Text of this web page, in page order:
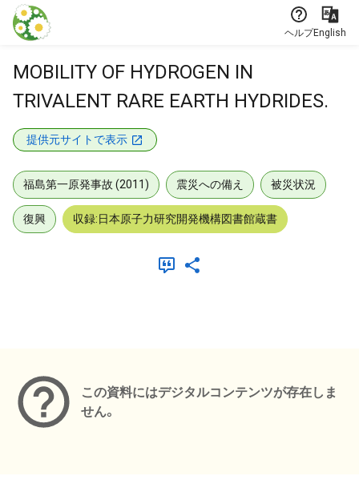
本文に飛ぶ
ヘルプEnglish
MOBILITY OF HYDROGEN IN
TRIVALENT RARE EARTH HYDRIDES.
提供元サイトで表示
福島第一原発事故 (2011) 震災への備え 被災状況
復興 収録:日本原子力研究開発機構図書館蔵書
この資料にはデジタルコンテンツが存在しま
せん。